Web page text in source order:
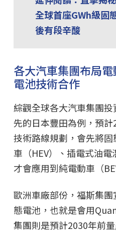
全球首座GWh級固
後有段辛酸
各大汽車集團布局
電池技術合作
綜觀全球各大汽車集團
先的日本豐田為例，預
技術路線規劃，會先將
車（HEV）、插電式油
才會應用到純電動車（
歐洲車廠部份，福斯集
態電池，也就是會用
集團則是預計2030年前量